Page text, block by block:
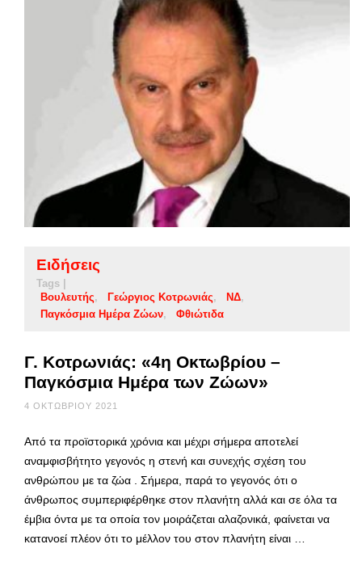
Ειδήσεις
Tags |
Βουλευτής
Γεώργιος Κοτρωνιάς
ΝΔ
Παγκόσμια Ημέρα Ζώων
Φθιώτιδα
Γ. Κοτρωνιάς: «4η Οκτωβρίου –
Παγκόσμια Ημέρα των Ζώων»
4 ΟΚΤΩΒΡΊΟΥ 2021
Από τα προϊστορικά χρόνια και μέχρι σήμερα αποτελεί
αναμφισβήτητο γεγονός η στενή και συνεχής σχέση του
ανθρώπου με τα ζώα . Σήμερα, παρά το γεγονός ότι ο
άνθρωπος συμπεριφέρθηκε στον πλανήτη αλλά και σε όλα τα
έμβια όντα με τα οποία τον μοιράζεται αλαζονικά, φαίνεται να
κατανοεί πλέον ότι το μέλλον του στον πλανήτη είναι …